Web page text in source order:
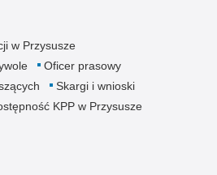
w Przysusze
Oficer prasowy
Skargi i wnioski
KPP w Przysusze